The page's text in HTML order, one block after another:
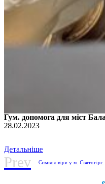
Гум. допомога для міст
28.02.2023
Детальніше
Prev